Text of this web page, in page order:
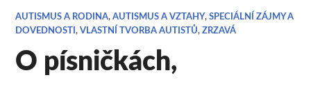
AUTISMUS A RODINA,AUTISMUS A VZTAHY,SPECIÁLNÍ ZÁJMY A
DOVEDNOSTI,VLASTNÍ TVORBA AUTISTŮ,ZRZAVÁ
O písničkách,